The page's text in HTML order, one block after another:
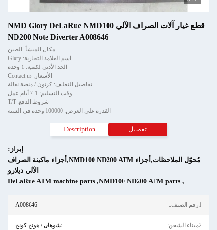
قطع غيار آلات الصراف الآلي NMD Glory DeLaRue NMD100
ND200 Note Diverter A008646
مكان المنشأ: الصين
اسم العلامة التجارية: Glory
الحد الأدنى لكمية: 1 وحدة
الأسعار: Contact us
تفاصيل التغليف: كرتون / منصة نقالة
وقت التسليم: 1-7 أيام عمل
شروط الدفع: T/T
القدرة على العرض: 100000 وحدة في السنة
تفصيل Description
إبراز:
مُحوّل الملاحظات,أجزاء NMD100 ND200 ATM,أجزاء ماكينة الصراف
الآلي ديلارو
,
NMD100 ND200 ATM parts
,
DeLaRue ATM machine parts
1رقم الصنف.: A008646
2ميناء الشحن: تشوهاى / هونج كونج